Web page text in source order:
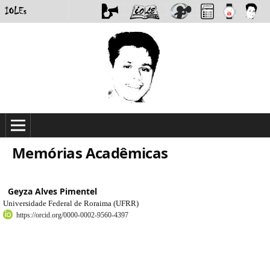
Memórias Acadêmicas
Geyza Alves Pimentel
Universidade Federal de Roraima (UFRR)
https://orcid.org/0000-0002-9560-4397